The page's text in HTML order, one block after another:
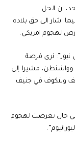
ان الحل
اشار الى حق بلاده
لهجوم امريكي.
نرى فرصة
وواشنطن، مشيرا إلى
ويتكوف في جنيف
في حال تعرضت لهجوم